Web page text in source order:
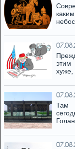
этим
хуже,
Там